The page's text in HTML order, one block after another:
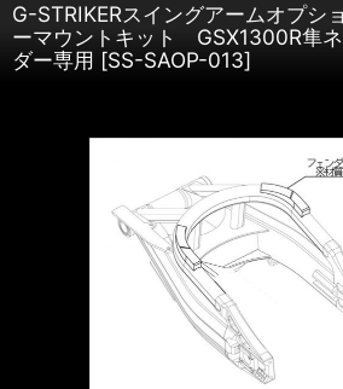
G-STRIKERスイングアームオプ
ーマウントキット GSX1300R隼
ダー専用 [SS-SAOP-013]